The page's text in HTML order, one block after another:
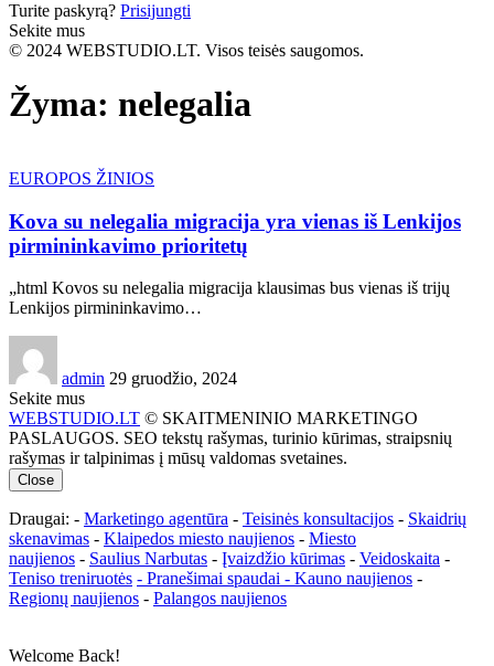
Turite paskyrą? Prisijungti
Sekite mus
© 2024 WEBSTUDIO.LT. Visos teisės saugomos.
Žyma: nelegalia
EUROPOS ŽINIOS
Kova su nelegalia migracija yra vienas iš Lenkijos
pirmininkavimo prioritetų
„html Kovos su nelegalia migracija klausimas bus vienas iš trijų
Lenkijos pirmininkavimo…
admin 29 gruodžio, 2024
Sekite mus
WEBSTUDIO.LT © SKAITMENINIO MARKETINGO
PASLAUGOS. SEO tekstų rašymas, turinio kūrimas, straipsnių
rašymas ir talpinimas į mūsų valdomas svetaines.
Close
Draugai: - Marketingo agentūra - Teisinės konsultacijos - Skaidrių
skenavimas - Klaipedos miesto naujienos - Miesto
naujienos - Saulius Narbutas - Įvaizdžio kūrimas - Veidoskaita -
Teniso treniruotės - Pranešimai spaudai - Kauno naujienos -
Regionų naujienos - Palangos naujienos
Welcome Back!